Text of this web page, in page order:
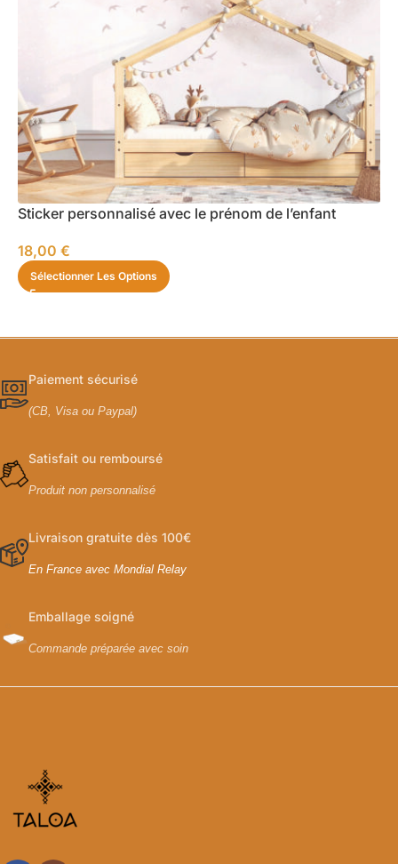
Sticker personnalisé avec le prénom de l’enfant
18,00 €
Sélectionner Les Options
Paiement sécurisé
(CB, Visa ou Paypal)
Satisfait ou remboursé
Produit non personnalisé
Livraison gratuite dès 100€
En France avec Mondial Relay
Emballage soigné
Commande préparée avec soin